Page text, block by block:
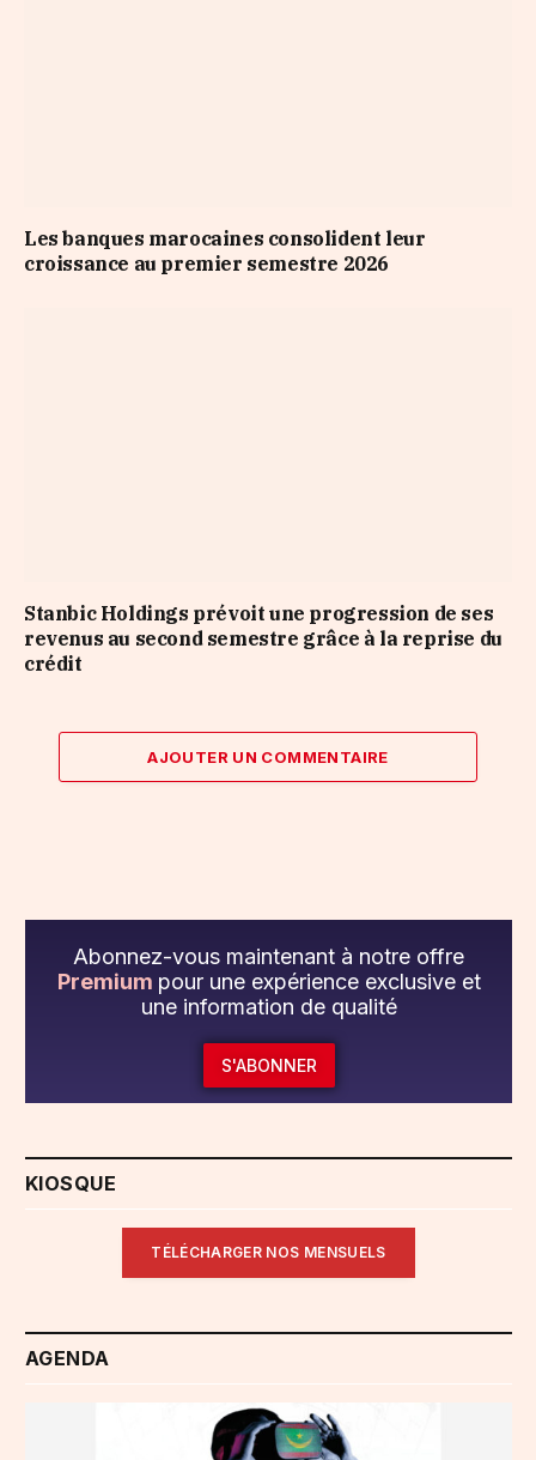
Les banques marocaines consolident leur
croissance au premier semestre 2026
Stanbic Holdings prévoit une progression de ses
revenus au second semestre grâce à la reprise du
crédit
AJOUTER UN COMMENTAIRE
Abonnez-vous maintenant à notre offre
Premium pour une expérience exclusive et
une information de qualité
S'ABONNER
KIOSQUE
TÉLÉCHARGER NOS MENSUELS
AGENDA